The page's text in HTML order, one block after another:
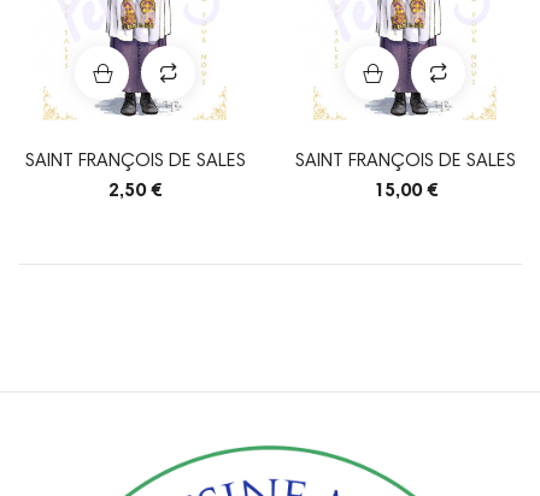
SAINT FRANÇOIS DE SALES
2,50 €
SAINT FRANÇOIS DE SALES
15,00 €